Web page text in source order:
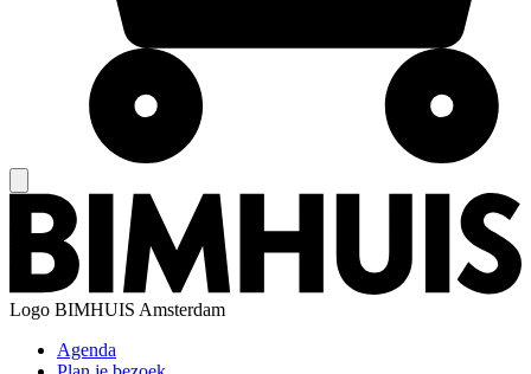
Logo BIMHUIS Amsterdam
Agenda